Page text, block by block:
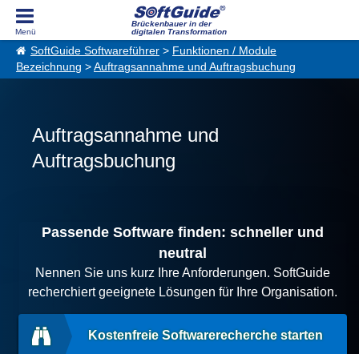
Brückenbauer in der
digitalen Transformation
SoftGuide Softwareführer > Funktionen / Module
Bezeichnung > Auftragsannahme und Auftragsbuchung
Auftragsannahme und
Auftragsbuchung
Passende Software finden: schneller und
neutral
Nennen Sie uns kurz Ihre Anforderungen. SoftGuide
recherchiert geeignete Lösungen für Ihre Organisation.
Kostenfreie Softwarerecherche starten